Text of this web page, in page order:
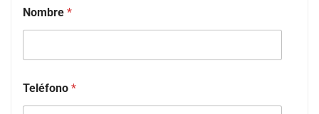
Nombre *
Teléfono *